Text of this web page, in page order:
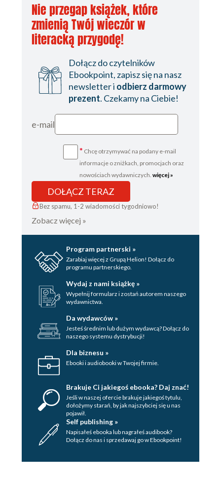
Nie przegap książek, które
zmienią Twój wieczór w
literacką przygodę!
Dołącz do czytelników
Ebookpoint, zapisz się na nasz
newsletter i odbierz darmowy
prezent. Czekamy na Ciebie!
e-mail
* Chcę otrzymywać na podany e-mail
informacje o zniżkach, promocjach oraz
nowościach wydawniczych. więcej »
DOŁĄCZ TERAZ
Bez spamu, 1-2 wiadomości tygodniowo!
Zobacz więcej »
Program partnerski »
Zarabiaj więcej z Grupą Helion! Dołącz do
programu partnerskiego.
Wydaj z nami książkę »
Wypełnij formularz i zostań autorem naszego
wydawnictwa.
Da wydawców »
Jesteś średnim lub dużym wydawcą? Dołącz do
naszego systemu dystrybucji!
Dla biznesu »
Ebooki i audiobooki w Twojej firmie.
Brakuje Ci jakiegoś ebooka? Daj znać!
Jeśli w naszej ofercie brakuje jakiegoś tytulu,
dołożymy starań, by jak najszybciej się u nas
pojawił.
Self publishing »
Napisałeś ebooka lub nagrałeś audibook?
Dołącz do nas i sprzedawaj go w Ebookpoint!